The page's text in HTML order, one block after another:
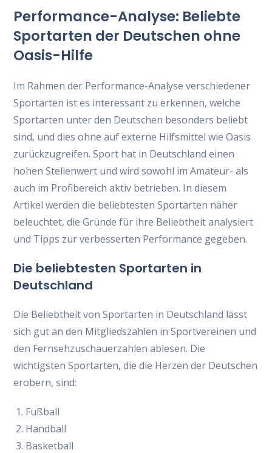
entrada:
entrada:
entrada:
Performance-Analyse: Beliebte
Sportarten der Deutschen ohne
Oasis-Hilfe
Im Rahmen der Performance-Analyse verschiedener
Sportarten ist es interessant zu erkennen, welche
Sportarten unter den Deutschen besonders beliebt
sind, und dies ohne auf externe Hilfsmittel wie Oasis
zurückzugreifen. Sport hat in Deutschland einen
hohen Stellenwert und wird sowohl im Amateur- als
auch im Profibereich aktiv betrieben. In diesem
Artikel werden die beliebtesten Sportarten näher
beleuchtet, die Gründe für ihre Beliebtheit analysiert
und Tipps zur verbesserten Performance gegeben.
Die beliebtesten Sportarten in
Deutschland
Die Beliebtheit von Sportarten in Deutschland lässt
sich gut an den Mitgliedszahlen in Sportvereinen und
den Fernsehzuschauerzahlen ablesen. Die
wichtigsten Sportarten, die die Herzen der Deutschen
erobern, sind:
Fußball
Handball
Basketball